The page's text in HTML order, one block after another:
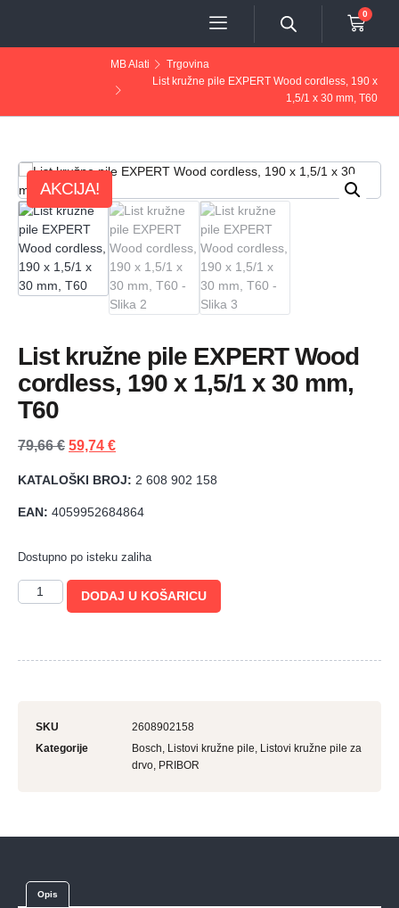
0
MB Alati
Trgovina
List kružne pile EXPERT Wood cordless, 190 x
1,5/1 x 30 mm, T60
AKCIJA!
List kružne pile EXPERT Wood
cordless, 190 x 1,5/1 x 30 mm,
T60
79,66€ 59,74 €
KATALOŠKI BROJ: 2 608 902 158
EAN: 4059952684864
Dostupno po isteku zaliha
DODAJ U KOŠARICU
SKU
2608902158
Kategorije
Bosch Listovi kružne pile Listovi kružne pile za
drvo PRIBOR
Opis